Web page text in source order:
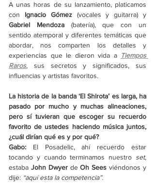
A unas horas de su lanzamiento, platicamos
con Ignacio Gómez
Gabriel Mendoza (batería), que con un
sentido atemporal y diferentes temáticas que
abordar, nos comparten los detalles y
experiencias que le dieron vida a Tiempos
Raros, sus secretos y significados, sus
influencias y artistas favoritos.
La historia de la banda ‘El Shirota’ es larga, ha
pasado por mucho y muchas alineaciones,
pero sí tuvieran que escoger su recuerdo
favorito de ustedes haciendo música juntos,
¿cuál dirían qué es y por qué?
Gabo: El Posadelic, ahí recuerdo estar
tocando y cuando terminamos nuestro set,
estaba John Dwyer de Oh Sees viéndonos y
dije: “aquí esta la competencia”.